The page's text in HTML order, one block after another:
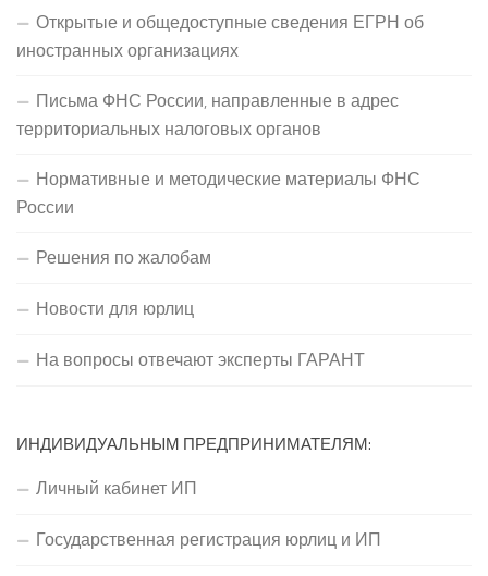
Открытые и общедоступные сведения ЕГРН об
иностранных организациях
Письма ФНС России, направленные в адрес
территориальных налоговых органов
Нормативные и методические материалы ФНС
России
Решения по жалобам
Новости для юрлиц
На вопросы отвечают эксперты ГАРАНТ
ИНДИВИДУАЛЬНЫМ ПРЕДПРИНИМАТЕЛЯМ:
Личный кабинет ИП
Государственная регистрация юрлиц и ИП